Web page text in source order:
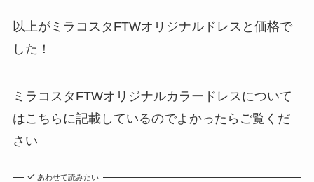
以上がミラコスタFTWオリジナルドレスと価格で
した！
ミラコスタFTWオリジナルカラードレスについて
はこちらに記載しているのでよかったらご覧くだ
さい
あわせて読みたい